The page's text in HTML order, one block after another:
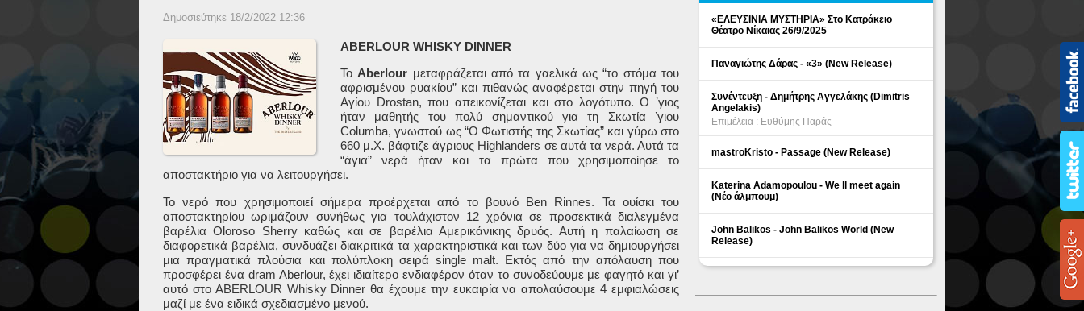
Δημοσιεύτηκε 18/2/2022 12:36
ABERLOUR WHISKY DINNER
Το Aberlour μεταφράζεται από τα γαελικά ως “το στόμα του
αφρισμένου ρυακίου” και πιθανώς αναφέρεται στην πηγή του
Αγίου Drostan, που απεικονίζεται και στο λογότυπο. Ο ʼγιος
ήταν μαθητής του πολύ σημαντικού για τη Σκωτία ʼγιου
Columba, γνωστού ως “Ο Φωτιστής της Σκωτίας” και γύρω στο
660 μ.Χ. βάφτιζε άγριους Highlanders σε αυτά τα νερά. Αυτά τα
“άγια” νερά ήταν και τα πρώτα που χρησιμοποίησε το
αποστακτήριο για να λειτουργήσει.
Το νερό που χρησιμοποιεί σήμερα προέρχεται από το βουνό Ben Rinnes. Τα ουίσκι του
αποστακτηρίου ωριμάζουν συνήθως για τουλάχιστον 12 χρόνια σε προσεκτικά διαλεγμένα
βαρέλια Oloroso Sherry καθώς και σε βαρέλια Αμερικάνικης δρυός. Αυτή η παλαίωση σε
διαφορετικά βαρέλια, συνδυάζει διακριτικά τα χαρακτηριστικά και των δύο για να δημιουργήσει
μια πραγματικά πλούσια και πολύπλοκη σειρά single malt. Εκτός από την απόλαυση που
προσφέρει ένα dram Aberlour, έχει ιδιαίτερο ενδιαφέρον όταν το συνοδεύουμε με φαγητό και γι’
αυτό στο ABERLOUR Whisky Dinner θα έχουμε την ευκαιρία να απολαύσουμε 4 εμφιαλώσεις
μαζί με ένα ειδικά σχεδιασμένο μενού.
«ΕΛΕΥΣΙΝΙΑ ΜΥΣΤΗΡΙΑ» Στο Κατράκειο
Θέατρο Νίκαιας 26/9/2025
Παναγιώτης Δάρας - «3» (New Release)
Συνέντευξη - Δημήτρης Αγγελάκης (Dimitris
Angelakis)
Επιμέλεια : Ευθύμης Παράς
mastroKristo - Passage (New Release)
Katerina Adamopoulou - We ll meet again
(Νέο άλμπουμ)
John Balikos - John Balikos World (New
Release)